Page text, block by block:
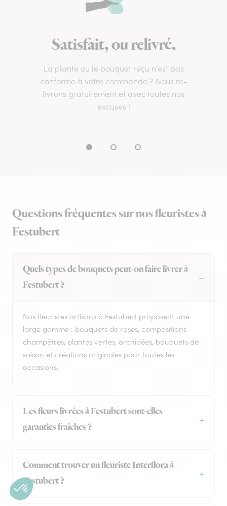
Satisfait, ou relivré.
La plante ou le bouquet reçu n’est pas
conforme à votre commande ? Nous re-
livrons gratuitement et avec toutes nos
excuses !
Questions fréquentes sur nos fleuristes à
Festubert
Quels types de bouquets peut-on faire livrer à
Festubert ?
Nos fleuristes artisans à Festubert proposent une
large gamme : bouquets de roses, compositions
champêtres, plantes vertes, orchidées, bouquets de
saison et créations originales pour toutes les
occasions.
Les fleurs livrées à Festubert sont-elles
garanties fraîches ?
Comment trouver un fleuriste Interflora à
Festubert ?